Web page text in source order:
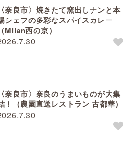
〈奈良市〉焼きたて窯出しナンと本
シェフの多彩なスパイスカレー
（Milan西の京）
〈奈良市〉奈良のうまいものが大集
！（農園直送レストラン 古都華）